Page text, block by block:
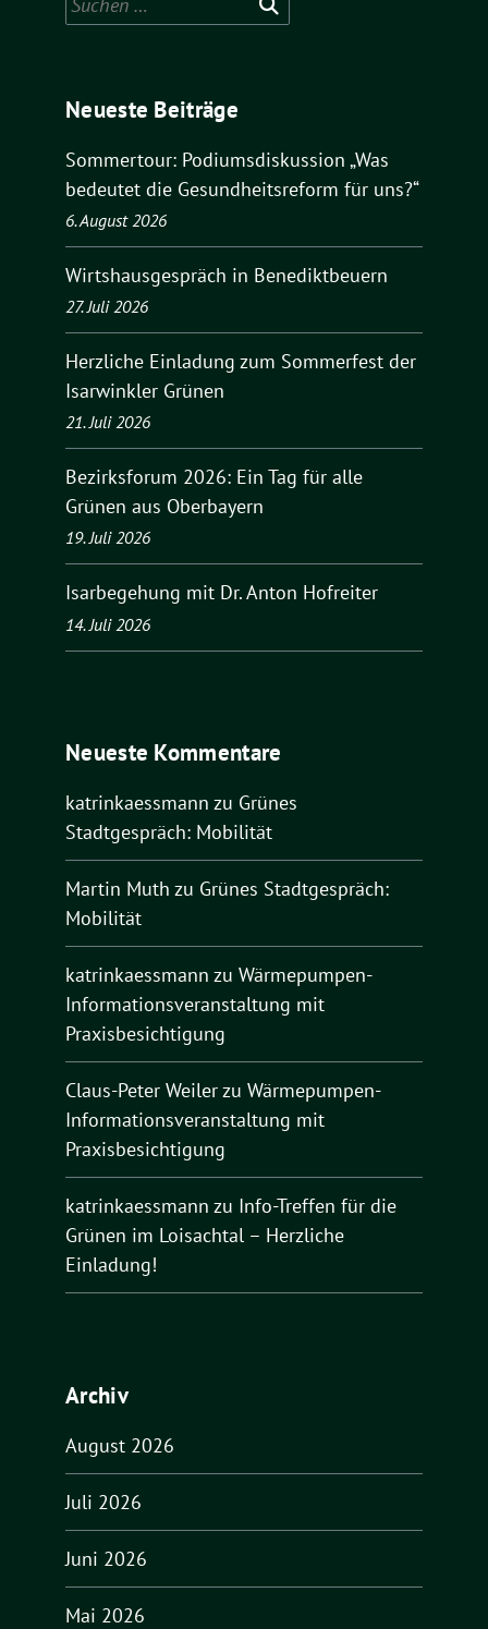
nach:
Neueste Beiträge
Sommertour: Podiumsdiskussion „Was
bedeutet die Gesundheitsreform für uns?“
6. August 2026
Wirtshausgespräch in Benediktbeuern
27. Juli 2026
Herzliche Einladung zum Sommerfest der
Isarwinkler Grünen
21. Juli 2026
Bezirksforum 2026: Ein Tag für alle
Grünen aus Oberbayern
19. Juli 2026
Isarbegehung mit Dr. Anton Hofreiter
14. Juli 2026
Neueste Kommentare
katrinkaessmann zu Grünes
Stadtgespräch: Mobilität
Martin Muth zu Grünes Stadtgespräch:
Mobilität
katrinkaessmann zu Wärmepumpen-
Informationsveranstaltung mit
Praxisbesichtigung
Claus-Peter Weilerzu Wärmepumpen-
Informationsveranstaltung mit
Praxisbesichtigung
katrinkaessmann zu Info-Treffen für die
Grünen im Loisachtal – Herzliche
Einladung!
Archiv
August 2026
Juli 2026
Juni 2026
Mai 2026